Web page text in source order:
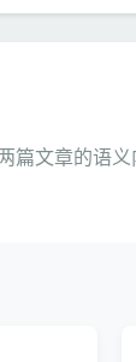
篇文章的语